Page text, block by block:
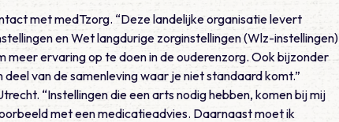
met medTzorg. “Deze landelijke organisatie levert
en Wet langdurige zorginstellingen (Wlz-instellingen)
meer ervaring op te doen in de ouderenzorg. Ook bijzonder
van de samenleving waar je niet standaard komt.”
“Instellingen die een arts nodig hebben, komen bij mij
met een medicatieadvies. Daarnaast moet ik